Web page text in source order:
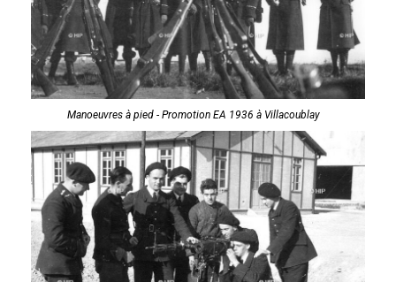
Manoeuvres à pied - Promotion EA 1936 à Villacoublay